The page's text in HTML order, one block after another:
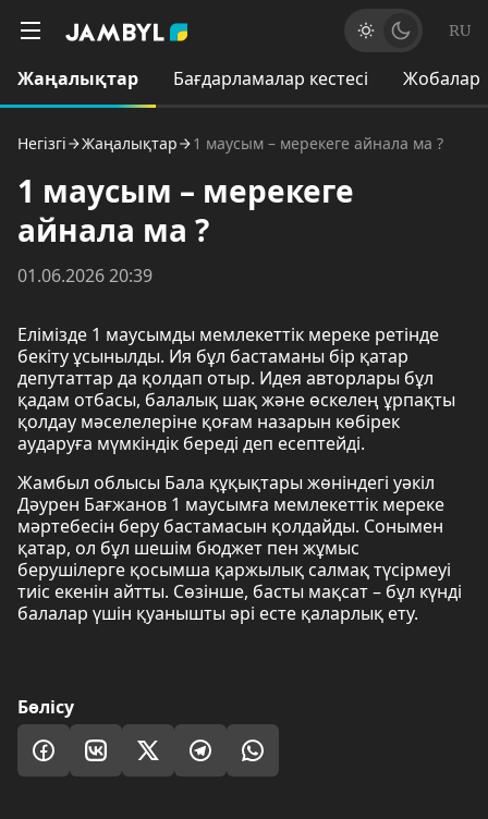
RU
Жаңалықтар Бағдарламалар кестесі Жобалар
Негізгі Жаңалықтар 1 маусым – мерекеге айнала ма ?
1 маусым – мерекеге
айнала ма ?
01.06.2026 20:39
Елімізде 1 маусымды мемлекеттік мереке ретінде
бекіту ұсынылды. Ия бұл бастаманы бір қатар
депутаттар да қолдап отыр. Идея авторлары бұл
қадам отбасы, балалық шақ және өскелең ұрпақты
қолдау мәселелеріне қоғам назарын көбірек
аударуға мүмкіндік береді деп есептейді.
Жамбыл облысы Бала құқықтары жөніндегі уәкіл
Дәурен Бағжанов 1 маусымға мемлекеттік мереке
мәртебесін беру бастамасын қолдайды. Сонымен
қатар, ол бұл шешім бюджет пен жұмыс
берушілерге қосымша қаржылық салмақ түсірмеуі
тиіс екенін айтты. Сөзінше, басты мақсат – бұл күнді
балалар үшін қуанышты әрі есте қаларлық ету.
Бөлісу